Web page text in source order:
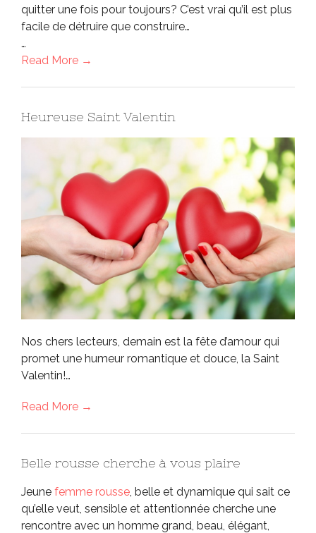
quitter une fois pour toujours? C’est vrai qu’il est plus
facile de détruire que construire…
…
Read More →
Heureuse Saint Valentin
Nos chers lecteurs, demain est la fête d’amour qui
promet une humeur romantique et douce, la Saint
Valentin!…
Read More →
Belle rousse cherche à vous plaire
Jeune femme rousse, belle et dynamique qui sait ce
qu’elle veut, sensible et attentionnée cherche une
rencontre avec un homme grand, beau, élégant,